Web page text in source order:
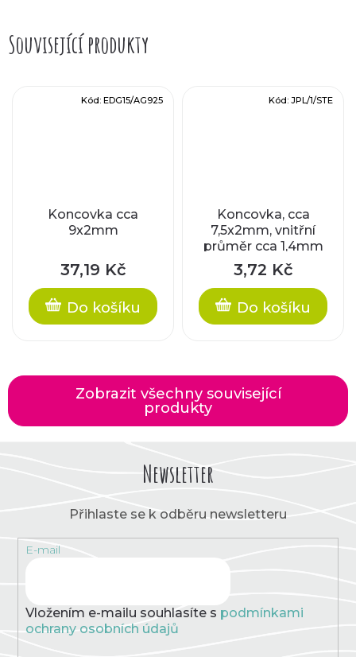
Související produkty
Koncovka cca
9x2mm
37,19 Kč
Do košíku
Kód: EDG15/AG925
Koncovka, cca
7,5x2mm, vnitřní
průměr cca 1,4mm
3,72 Kč
Do košíku
Kód: JPL/1/STE
Zobrazit všechny související
produkty
Newsletter
Přihlaste se k odběru newsletteru
E-mail
Vložením e-mailu souhlasíte s podmínkami
ochrany osobních údajů